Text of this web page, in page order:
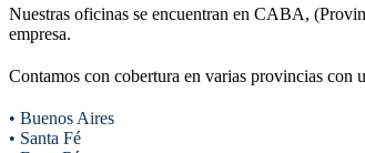
Nuestras oficinas se encuentran en CABA,
empresa.
Contamos con cobertura en varias provincias con
• Buenos Aires
• Santa Fé